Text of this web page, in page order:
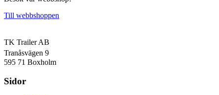
Till webbshoppen
TK Trailer AB
Tranåsvägen 9
595 71 Boxholm
Sidor